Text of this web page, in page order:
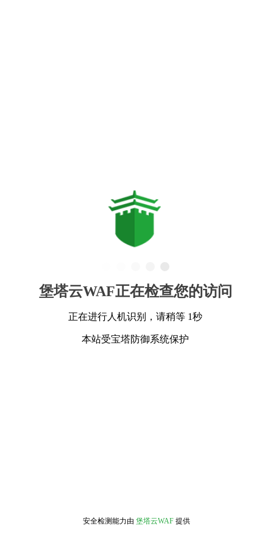
堡塔云WAF正在检查您的访问
正在进行人机识别，请稍等 1秒
本站受宝塔防御系统保护
安全检测能力由 堡塔云WAF 提供